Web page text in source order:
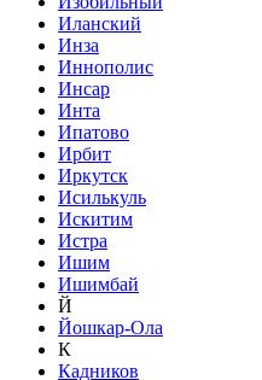
Иланский
Инза
Иннополис
Инсар
Инта
Ипатово
Ирбит
Иркутск
Исилькуль
Искитим
Истра
Ишим
Ишимбай
Й
Йошкар-Ола
К
Кадников